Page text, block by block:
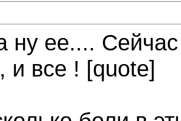
ну ее....
и все ! [quote]